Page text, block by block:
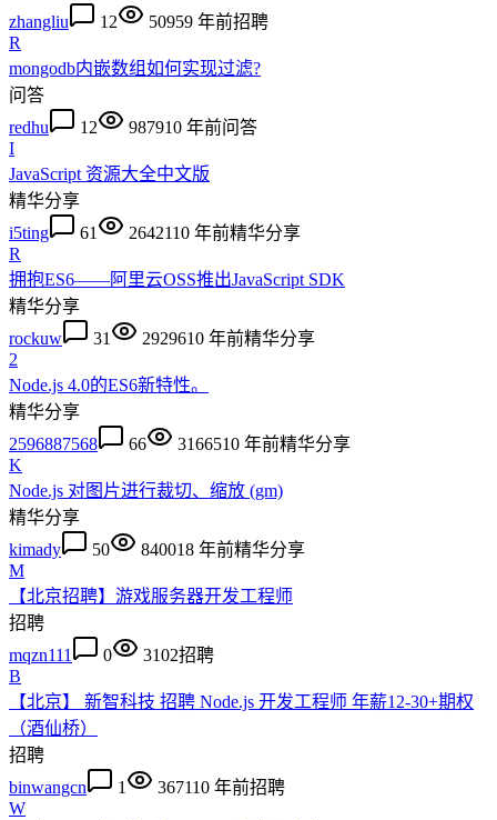
zhangliu
12 50959 年前招聘
R
mongodb内嵌数组如何实现过滤?
问答
redhu
12 987910 年前问答
I
JavaScript 资源大全中文版
精华分享
i5ting
61 2642110 年前精华分享
R
拥抱ES6——阿里云OSS推出JavaScript SDK
精华分享
rockuw
31 2929610 年前精华分享
2
Node.js 4.0的ES6新特性。
精华分享
2596887568
66 3166510 年前精华分享
K
Node.js 对图片进行裁切、缩放 (gm)
精华分享
kimady
50 840018 年前精华分享
M
【北京招聘】游戏服务器开发工程师
招聘
mqzn111
0 3102招聘
B
【北京】 新智科技 招聘 Node.js 开发工程师 年薪12-30+期权
（酒仙桥）
招聘
binwangcn
1 367110 年前招聘
W